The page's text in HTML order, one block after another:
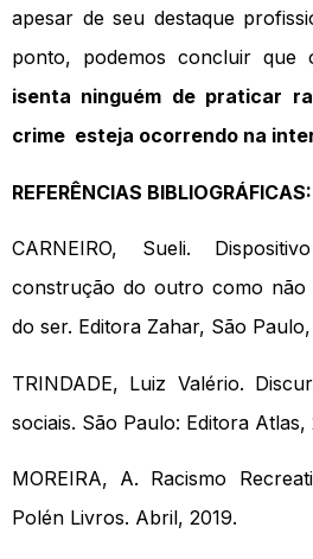
apesar de seu destaque
ponto, podemos concluir que
isenta ninguém de praticar
crime esteja ocorrendo na
REFERÊNCIAS BIBLIOGRÁFICAS:
CARNEIRO, Sueli.
construção do outro como não
do ser. Editora Zahar, São
TRINDADE, Luiz Valério.
sociais. São Paulo: Editora Atlas,
MOREIRA, A. Racismo
Polén Livros. Abril, 2019.